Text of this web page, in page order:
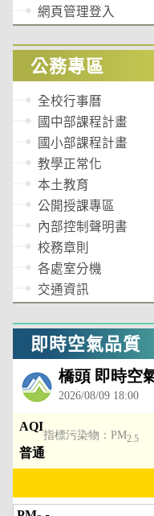
網頁管理登入
公務專區
全校行事曆
國中部課程計畫
國小部課程計畫
教學正常化
本土教育
公開授課專區
內部控制聲明書
校務章則
各處室分機
交通資訊
即時空氣品質